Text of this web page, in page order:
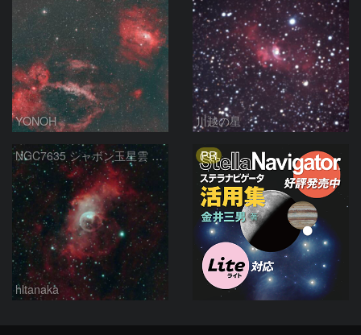
YONOH 川越の星
NGC7635 シャボン玉星雲 カシオペア座
hltanaka
PR